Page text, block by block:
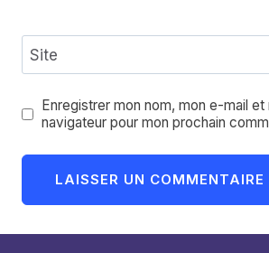
Site
Enregistrer mon nom, mon e-mail
navigateur pour mon prochain